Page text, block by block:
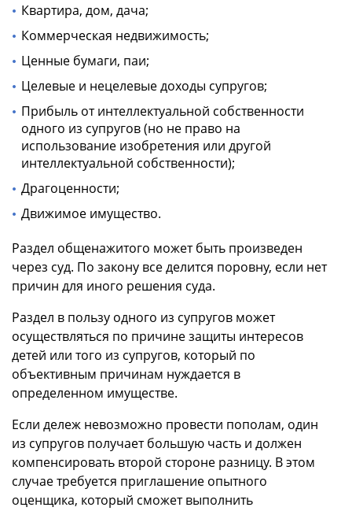
Квартира, дом, дача;
Коммерческая недвижимость;
Ценные бумаги, паи;
Целевые и нецелевые доходы супругов;
Прибыль от интеллектуальной собственности
одного из супругов (но не право на
использование изобретения или другой
интеллектуальной собственности);
Драгоценности;
Движимое имущество.
Раздел общенажитого может быть произведен
через суд. По закону все делится поровну, если нет
причин для иного решения суда.
Раздел в пользу одного из супругов может
осуществляться по причине защиты интересов
детей или того из супругов, который по
объективным причинам нуждается в
определенном имуществе.
Если дележ невозможно провести пополам, один
из супругов получает большую часть и должен
компенсировать второй стороне разницу. В этом
случае требуется приглашение опытного
оценщика, который сможет выполнить